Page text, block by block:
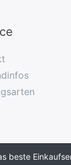
beste